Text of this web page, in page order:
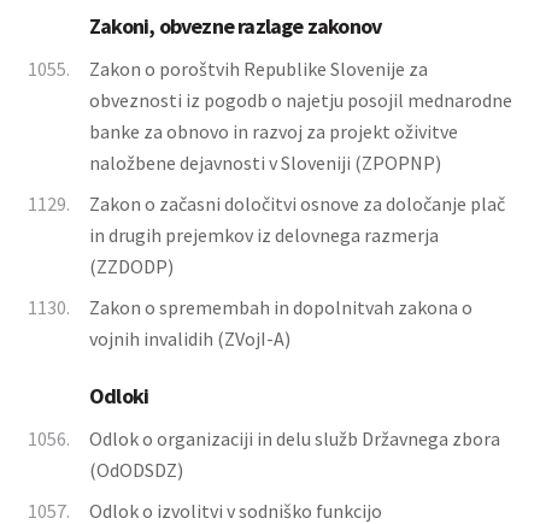
Zakoni, obvezne razlage zakonov
1055.
Zakon o poroštvih Republike Slovenije za
obveznosti iz pogodb o najetju posojil mednarodne
banke za obnovo in razvoj za projekt oživitve
naložbene dejavnosti v Sloveniji (ZPOPNP)
1129.
Zakon o začasni določitvi osnove za določanje plač
in drugih prejemkov iz delovnega razmerja
(ZZDODP)
1130.
Zakon o spremembah in dopolnitvah zakona o
vojnih invalidih (ZVojI-A)
Odloki
1056.
Odlok o organizaciji in delu služb Državnega zbora
(OdODSDZ)
1057.
Odlok o izvolitvi v sodniško funkcijo